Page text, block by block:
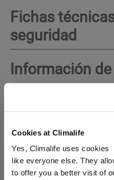
Cookies at Climalife
Yes, Climalife uses cookies
like everyone else. They
to offer you a better visit of
Fichas
seguridad
Información
Descubra